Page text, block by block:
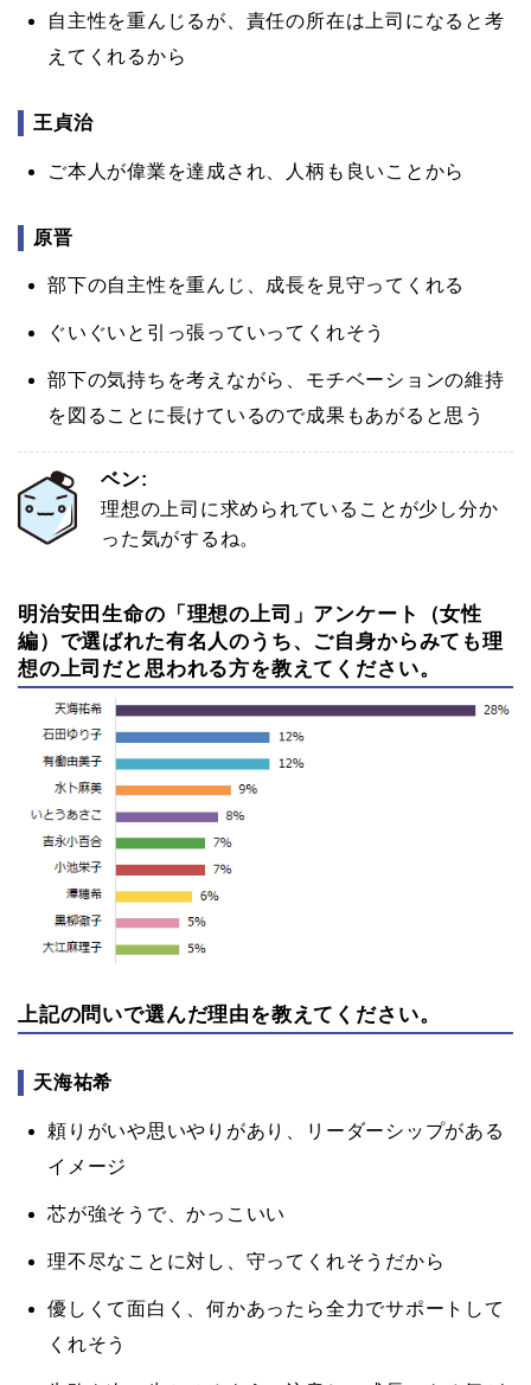
自主性を重んじるが、責任の所在は上司になると考
えてくれるから
王貞治
ご本人が偉業を達成され、人柄も良いことから
原晋
部下の自主性を重んじ、成長を見守ってくれる
ぐいぐいと引っ張っていってくれそう
部下の気持ちを考えながら、モチベーションの維持
を図ることに長けているので成果もあがると思う
ベン:
理想の上司に求められていることが少し分か
った気がするね。
明治安田生命の「理想の上司」アンケート（女性
編）で選ばれた有名人のうち、ご自身からみても理
想の上司だと思われる方を教えてください。
上記の問いで選んだ理由を教えてください。
天海祐希
頼りがいや思いやりがあり、リーダーシップがある
イメージ
芯が強そうで、かっこいい
理不尽なことに対し、守ってくれそうだから
優しくて面白く、何かあったら全力でサポートして
くれそう